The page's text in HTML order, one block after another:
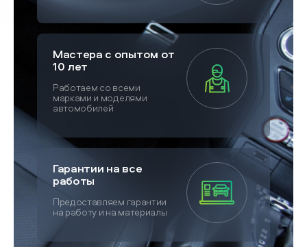
Мастера с опытом от
10 лет
Работаем со всеми
марками и моделями
автомобилей
Гарантии на все
работы
Предоставляем гарантии
на работу и на материалы